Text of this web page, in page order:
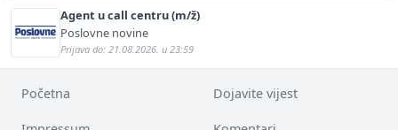
Agent u call centru (m/ž)
Poslovne novine
Prijava do: 21.08.2026. u 23:59
Početna Dojavite vijest